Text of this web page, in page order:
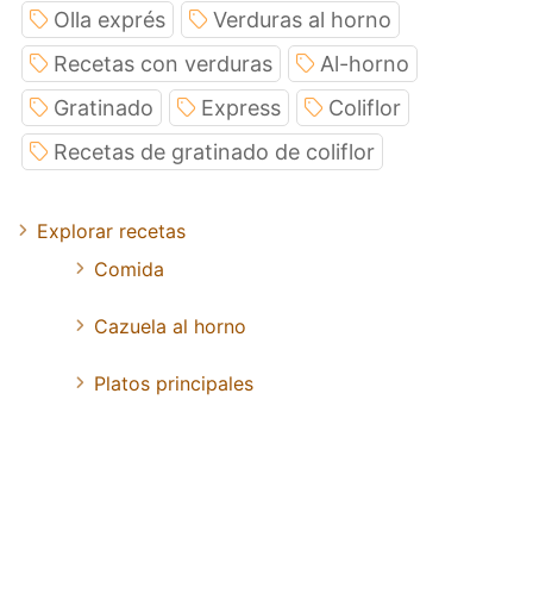
Olla exprés
Verduras al horno
Recetas con verduras
Al-horno
Gratinado
Express
Coliflor
Recetas de gratinado de coliflor
Explorar recetas
Comida
Cazuela al horno
Platos principales